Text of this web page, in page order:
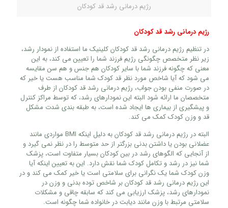
رژیم درمانی رشد قد کودکان
رژیم درمانی رشد قد کودکان
در تنظیم رژیم درمانی رشد قد کودکان کلینیک ما استفاده از نمودار رشد،
زیر نظر متخصص چگونگی رژیم فرزند شما را تعیین می کند، به این
معنی که چگونه فرزند شما با سایر کودکان هم جنس و هم سن مقایسه
می شود که آیا شاخص مورد نظر قد کودک شما مناسب هست یا خیر که
در صورت منفی بودن جواب، رژیم درمانی رشد قد کودکان از طرف
متخصصان ما ارائه شود البته این نمودارهای رشد، که توسط مراکز کنترل
و پیشگیری از بیماری ها ایجاد شده است، به طبقه بندی شدت مشکل
قد و وزن کودک کمک می کند.
البته در رژیم درمانی رشد قد کودکان به دلیل اینکه BMI مواردی مانند
عضلانی بودن یا داشتن بدنی بزرگتر از حد متوسط را در نظر نمی گیرد و
از آنجایی که الگوهای رشد در بین کودکان بسیار متفاوت است، پزشک
شما نیز در رشد و تکامل کودک شما نقش دارد. این به تعیین اینکه آیا
وزن کودک شما یک نگرانی برای سلامتی است یا خیر کمک می کند و در
این رژیم درمانی رشد قد کودکان بر شاخص توده بدنی و وزن در
نمودارهای رشد، پزشک ارزیابی می کند که سابقه چاقی و مشکلات
سلامتی مرتبط با وزن مانند دیابت در خانواده شما چگونه است.